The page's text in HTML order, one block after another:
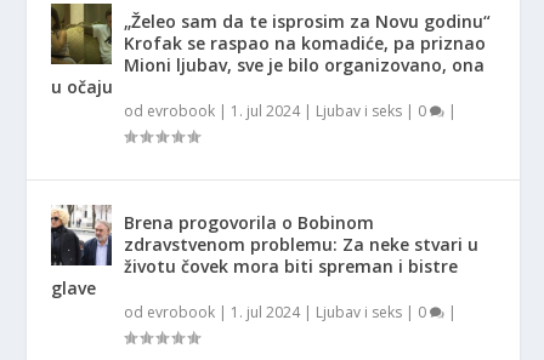
„Želeo sam da te isprosim za Novu godinu“
Krofak se raspao na komadiće, pa priznao
Mioni ljubav, sve je bilo organizovano, ona
u očaju
od evrobook | 1. jul 2024| Ljubav i seks | 0 |
Brena progovorila o Bobinom
zdravstvenom problemu: Za neke stvari u
životu čovek mora biti spreman i bistre
glave
od evrobook | 1. jul 2024| Ljubav i seks | 0 |